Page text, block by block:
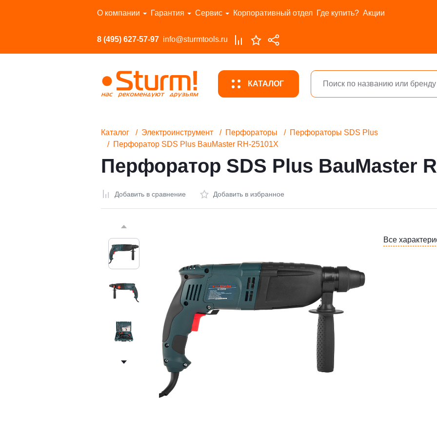
О компании Гарантия Сервис Корпоративный отдел Где купить? Акции
8 (495) 627-57-97 info@sturmtools.ru
КАТАЛОГ
Перейти в каталог
Каталог Электроинструмент Перфораторы
Перфораторы SDS Plus
Перфоратор SDS Plus BauMaster RH-25101X
Перфоратор SDS Plus BauMaster
Добавить в сравнение Добавить в избранное
Все